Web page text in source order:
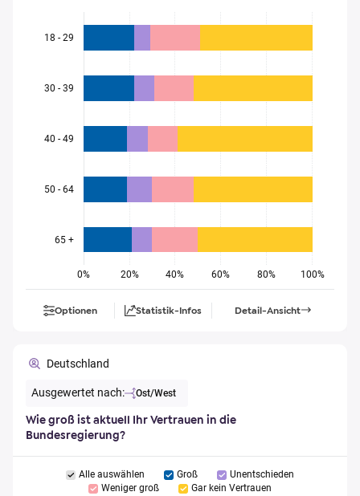
0% 20% 40% 60% 80% 100%
18 - 29
30 - 39
40 - 49
50 - 64
65 +
Optionen Statistik-Infos Detail-Ansicht
Deutschland
Ausgewertet nach: Ost/West
Wie groß ist aktuell Ihr Vertrauen in die
Bundesregierung?
Alle auswählen Groß
Unentschieden
Weniger groß
Gar kein Vertrauen